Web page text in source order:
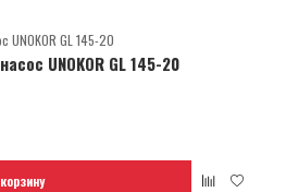
UNOKOR GL 145-20